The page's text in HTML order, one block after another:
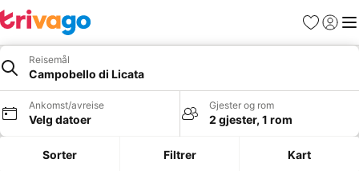
Favoritter
Logg
Reisemål
Campobello di Licata
Ankomst/avreise
Velg datoer
Gjester og rom
2 gjester, 1 rom
Sorter Filtrer Kart